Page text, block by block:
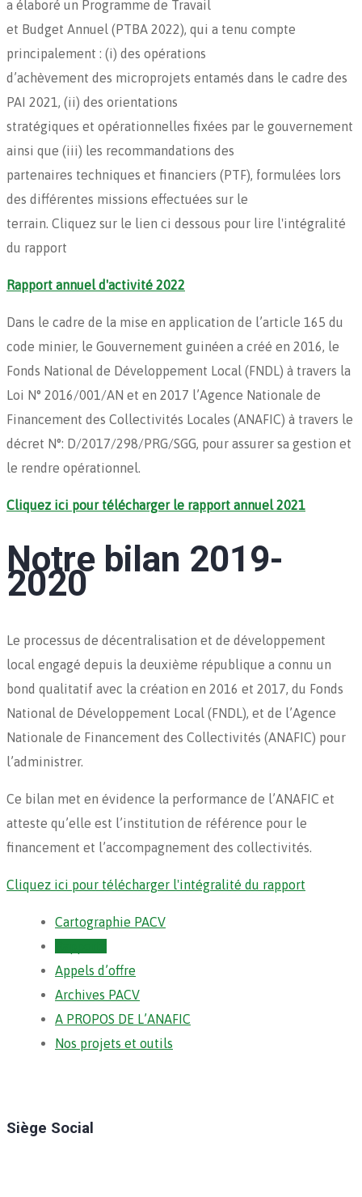
a élaboré un Programme de Travail
et Budget Annuel (PTBA 2022), qui a tenu compte
principalement : (i) des opérations
d’achèvement des microprojets entamés dans le cadre des
PAI 2021, (ii) des orientations
stratégiques et opérationnelles fixées par le gouvernement
ainsi que (iii) les recommandations des
partenaires techniques et financiers (PTF), formulées lors
des différentes missions effectuées sur le
terrain. Cliquez sur le lien ci dessous pour lire l'intégralité
du rapport
Rapport annuel d'activité 2022
Dans le cadre de la mise en application de l’article 165 du
code minier, le Gouvernement guinéen a créé en 2016, le
Fonds National de Développement Local (FNDL) à travers la
Loi N° 2016/001/AN et en 2017 l’Agence Nationale de
Financement des Collectivités Locales (ANAFIC) à travers le
décret N°: D/2017/298/PRG/SGG, pour assurer sa gestion et
le rendre opérationnel.
Cliquez ici pour télécharger le rapport annuel 2021
Notre bilan 2019-
2020
Le processus de décentralisation et de développement
local engagé depuis la deuxième république a connu un
bond qualitatif avec la création en 2016 et 2017, du Fonds
National de Développement Local (FNDL), et de l’Agence
Nationale de Financement des Collectivités (ANAFIC) pour
l’administrer.
Ce bilan met en évidence la performance de l’ANAFIC et
atteste qu’elle est l’institution de référence pour le
financement et l’accompagnement des collectivités.
Cliquez ici pour télécharger l'intégralité du rapport
Cartographie PACV
Appels d’offre
Archives PACV
A PROPOS DE L’ANAFIC
Nos projets et outils
Siège Social